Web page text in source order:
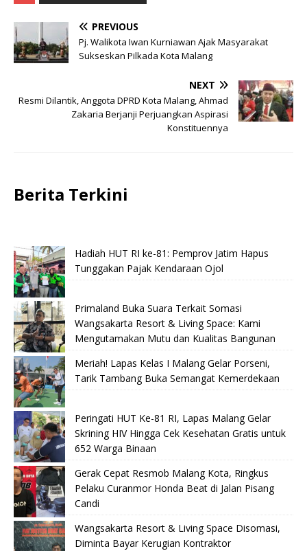
PREVIOUS
Pj. Walikota Iwan Kurniawan Ajak Masyarakat
Sukseskan Pilkada Kota Malang
NEXT
Resmi Dilantik, Anggota DPRD Kota Malang, Ahmad
Zakaria Berjanji Perjuangkan Aspirasi
Konstituennya
Berita Terkini
Hadiah HUT RI ke-81: Pemprov Jatim Hapus
Tunggakan Pajak Kendaraan Ojol
Primaland Buka Suara Terkait Somasi
Wangsakarta Resort & Living Space: Kami
Mengutamakan Mutu dan Kualitas Bangunan
Meriah! Lapas Kelas I Malang Gelar Porseni,
Tarik Tambang Buka Semangat Kemerdekaan
Peringati HUT Ke-81 RI, Lapas Malang Gelar
Skrining HIV Hingga Cek Kesehatan Gratis untuk
652 Warga Binaan
Gerak Cepat Resmob Malang Kota, Ringkus
Pelaku Curanmor Honda Beat di Jalan Pisang
Candi
Wangsakarta Resort & Living Space Disomasi,
Diminta Bayar Kerugian Kontraktor